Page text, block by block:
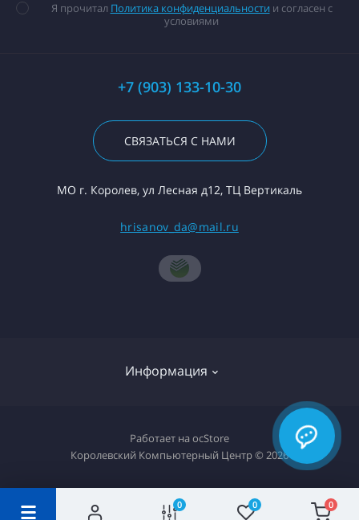
0 0 0
Я прочитал Политика конфиденциальности и согласен с
условиями
+7 (903) 133-10-30
СВЯЗАТЬСЯ С НАМИ
МО г. Королев, ул Лесная д12, ТЦ Вертикаль
hrisanov_da@mail.ru
Информация
О компании
Доставка товара
Политика конфиденциальности
Работает на ocStore
Королевский Компьютерный Центр © 2026